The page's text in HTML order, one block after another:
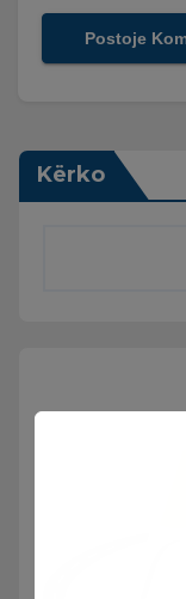
Kërko